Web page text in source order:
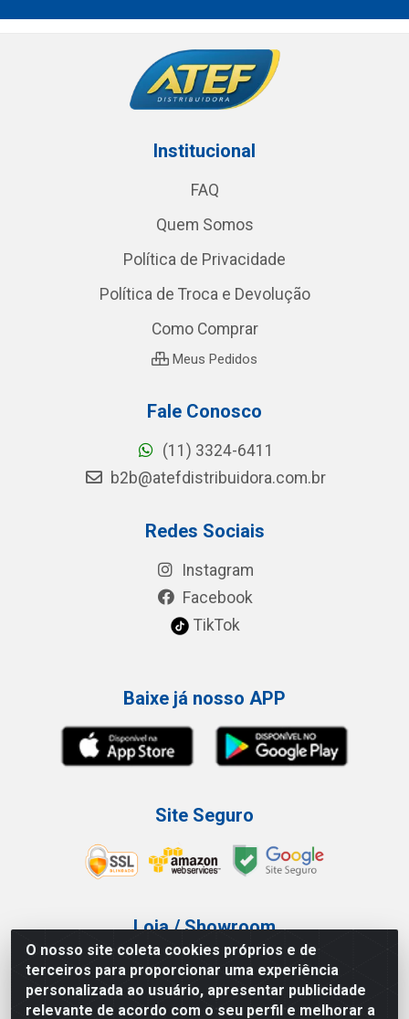
O nosso site coleta cookies próprios e de
terceiros para proporcionar uma experiência
personalizada ao usuário, apresentar publicidade
relevante de acordo com o seu perfil e melhorar a
Institucional
FAQ
Quem Somos
Política de Privacidade
Política de Troca e Devolução
Como Comprar
Meus Pedidos
Fale Conosco
(11) 3324-6411
b2b@atefdistribuidora.com.br
Redes Sociais
Instagram
Facebook
TikTok
Baixe já nosso APP
Site Seguro
Loja / Showroom
Tel.: (11) 3227-0546
Av Vautier, 587/597 - Pari - São Paulo/SP